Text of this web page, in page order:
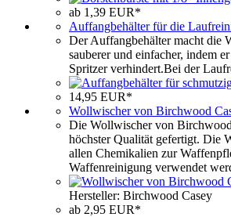
ab 1,39 EUR*
Auffangbehälter für die
Der Auffangbehälter macht die
sauberer und einfacher, indem
Spritzer verhindert.Bei der
14,95 EUR*
Wollwischer von Birchwood
Die Wollwischer von
höchster Qualität gefertigt. Die
allen Chemikalien zur
Waffenreinigung verwendet
Hersteller: Birchwood Casey
ab 2,95 EUR*